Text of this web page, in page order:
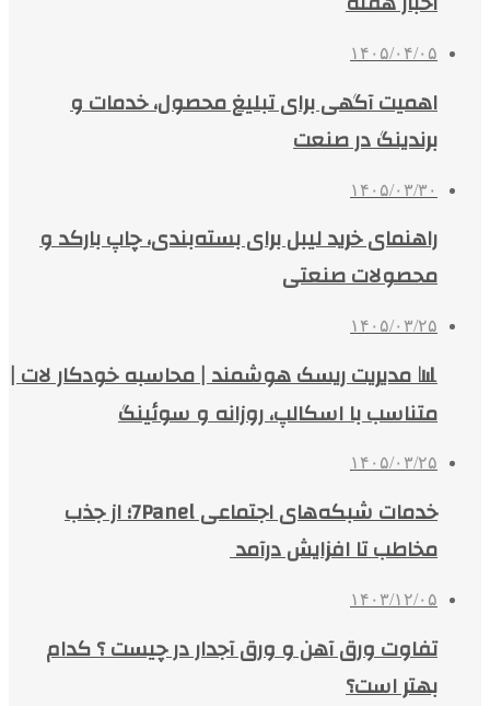
۱۴۰۵/۰۴/۰۵
اهمیت آگهی برای تبلیغ محصول، خدمات و
برندینگ در صنعت
۱۴۰۵/۰۳/۳۰
راهنمای خرید لیبل برای بسته‌بندی، چاپ بارکد و
محصولات صنعتی
۱۴۰۵/۰۳/۲۵
📊 مدیریت ریسک هوشمند | محاسبه خودکار لات |
متناسب با اسکالپ، روزانه و سوئینگ
۱۴۰۵/۰۳/۲۵
خدمات شبکه‌های اجتماعی 7Panel؛ از جذب
مخاطب تا افزایش درآمد
۱۴۰۳/۱۲/۰۵
تفاوت ورق آهن و ورق آجدار در چیست ؟ کدام
بهتر است؟